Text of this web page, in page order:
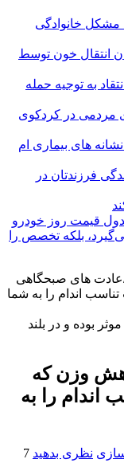
مشکل خانوادگی
انتقال خون توسط
به توجیه حمله
مردمی در کردکوی
های بیماری ام
فرزندتان در
قیمت روز خودرو
بلکه تخصص را
عادت های صبحگاهی
اندام را به شما
وزن که
اندام را به
نظری بدهید 7